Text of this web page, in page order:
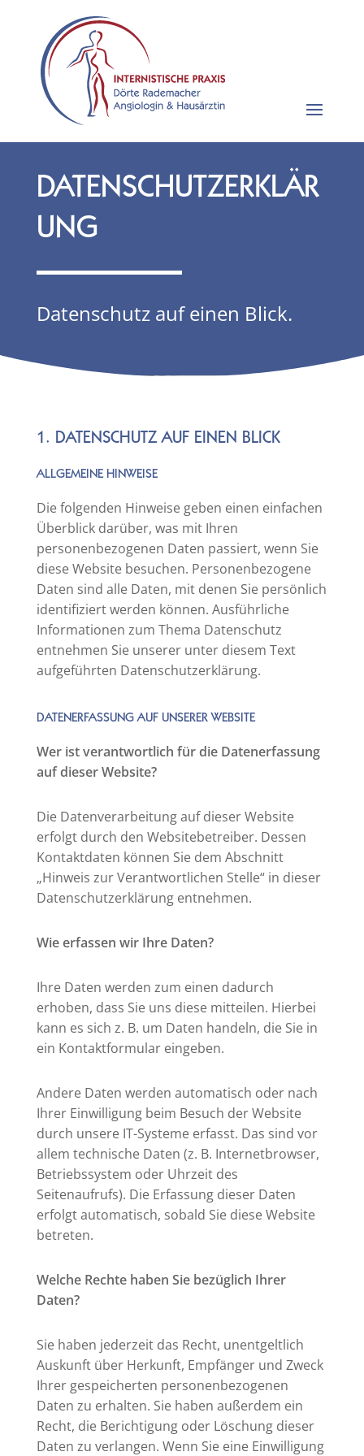
DATENSCHUTZERKLÄR
UNG
Datenschutz auf einen Blick.
1. DATENSCHUTZ AUF EINEN BLICK
ALLGEMEINE HINWEISE
Die folgenden Hinweise geben einen einfachen
Überblick darüber, was mit Ihren
personenbezogenen Daten passiert, wenn Sie
diese Website besuchen. Personenbezogene
Daten sind alle Daten, mit denen Sie persönlich
identifiziert werden können. Ausführliche
Informationen zum Thema Datenschutz
entnehmen Sie unserer unter diesem Text
aufgeführten Datenschutzerklärung.
DATENERFASSUNG AUF UNSERER WEBSITE
Wer ist verantwortlich für die Datenerfassung
auf dieser Website?
Die Datenverarbeitung auf dieser Website
erfolgt durch den Websitebetreiber. Dessen
Kontaktdaten können Sie dem Abschnitt
„Hinweis zur Verantwortlichen Stelle“ in dieser
Datenschutzerklärung entnehmen.
Wie erfassen wir Ihre Daten?
Ihre Daten werden zum einen dadurch
erhoben, dass Sie uns diese mitteilen. Hierbei
kann es sich z. B. um Daten handeln, die Sie in
ein Kontaktformular eingeben.
Andere Daten werden automatisch oder nach
Ihrer Einwilligung beim Besuch der Website
durch unsere IT-Systeme erfasst. Das sind vor
allem technische Daten (z. B. Internetbrowser,
Betriebssystem oder Uhrzeit des
Seitenaufrufs). Die Erfassung dieser Daten
erfolgt automatisch, sobald Sie diese Website
betreten.
Welche Rechte haben Sie bezüglich Ihrer
Daten?
Sie haben jederzeit das Recht, unentgeltlich
Auskunft über Herkunft, Empfänger und Zweck
Ihrer gespeicherten personenbezogenen
Daten zu erhalten. Sie haben außerdem ein
Recht, die Berichtigung oder Löschung dieser
Daten zu verlangen. Wenn Sie eine Einwilligung